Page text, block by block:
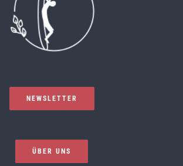
NEWSLETTER
ÜBER UNS